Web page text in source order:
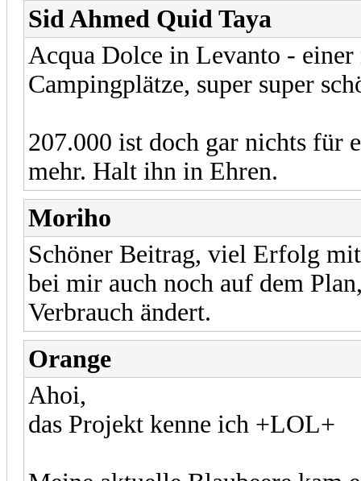
Sid Ahmed Quid Taya
Acqua Dolce in Levanto -
Campingplätze, super super
207.000 ist doch gar nichts für
mehr. Halt ihn in Ehren.
Moriho
Schöner Beitrag, viel Erfolg
bei mir auch noch auf dem
Verbrauch ändert.
Orange
Ahoi,
das Projekt kenne ich +LOL+